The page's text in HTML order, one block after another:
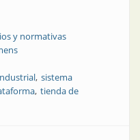
y normativas
sistema
tienda de